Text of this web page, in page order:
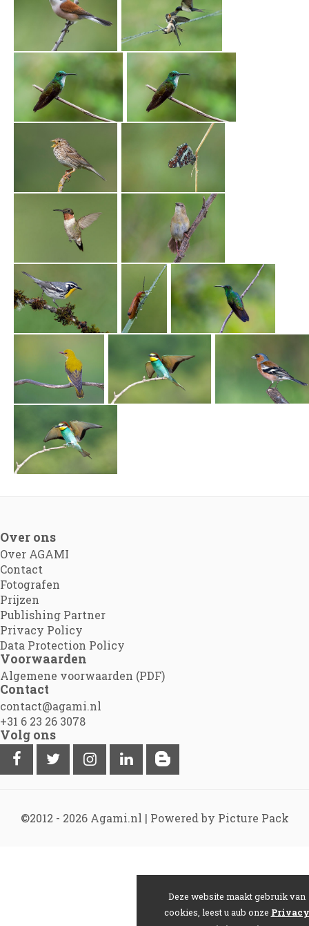
Over ons
Over AGAMI
Contact
Fotografen
Prijzen
Publishing Partner
Privacy Policy
Data Protection Policy
Voorwaarden
Algemene voorwaarden (PDF)
Contact
contact@agami.nl
+31 6 23 26 3078
Volg ons
©2012 - 2026 Agami.nl | Powered by Picture Pack
Deze website maakt gebruik van
cookies, leest u aub onze Privacy